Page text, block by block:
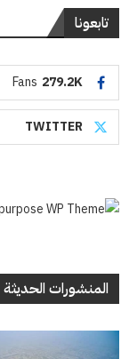
تابعونا
279.2K
Fans
TWITTER
المنشورات الحديثة